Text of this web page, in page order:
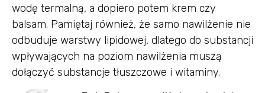
wodę termalną, a dopiero potem krem czy
balsam. Pamiętaj również, że samo nawilżenie nie
odbuduje warstwy lipidowej, dlatego do substancji
wpływających na poziom nawilżenia muszą
dołączyć substancje tłuszczowe i witaminy.